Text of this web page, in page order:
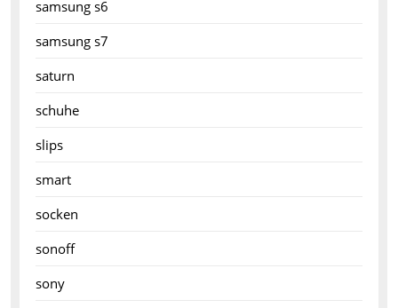
samsung s6
samsung s7
saturn
schuhe
slips
smart
socken
sonoff
sony